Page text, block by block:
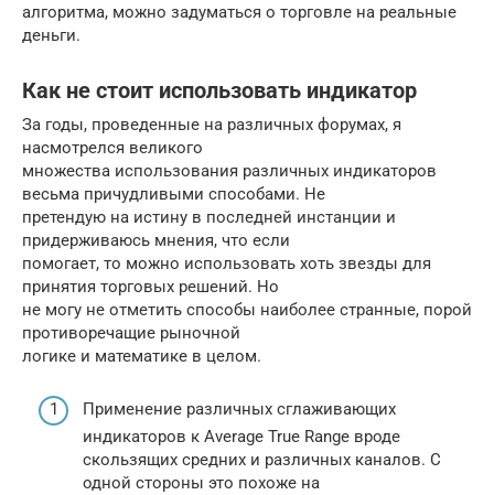
алгоритма, можно задуматься о торговле на реальные
деньги.
Как не стоит использовать индикатор
За годы, проведенные на различных форумах, я
насмотрелся великого
множества использования различных индикаторов
весьма причудливыми способами. Не
претендую на истину в последней инстанции и
придерживаюсь мнения, что если
помогает, то можно использовать хоть звезды для
принятия торговых решений. Но
не могу не отметить способы наиболее странные, порой
противоречащие рыночной
логике и математике в целом.
Применение различных сглаживающих
индикаторов к Average True Range вроде
скользящих средних и различных каналов. С
одной стороны это похоже на